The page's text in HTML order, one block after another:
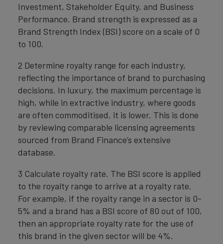
Investment, Stakeholder Equity, and Business
Performance. Brand strength is expressed as a
Brand Strength Index (BSI) score on a scale of 0
to 100.
2 Determine royalty range for each industry,
reflecting the importance of brand to purchasing
decisions. In luxury, the maximum percentage is
high, while in extractive industry, where goods
are often commoditised, it is lower. This is done
by reviewing comparable licensing agreements
sourced from Brand Finance’s extensive
database.
3 Calculate royalty rate. The BSI score is applied
to the royalty range to arrive at a royalty rate.
For example, if the royalty range in a sector is 0-
5% and a brand has a BSI score of 80 out of 100,
then an appropriate royalty rate for the use of
this brand in the given sector will be 4%.